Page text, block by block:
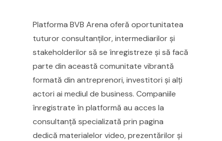
Platforma BVB Arena oferă oportunitatea
tuturor consultanților, intermediarilor și
stakeholderilor să se înregistreze și să facă
parte din această comunitate vibrantă
formată din antreprenori, investitori și alți
actori ai mediul de business. Companiile
înregistrate în platformă au acces la
consultanță specializată prin pagina
dedică materialelor video, prezentărilor și